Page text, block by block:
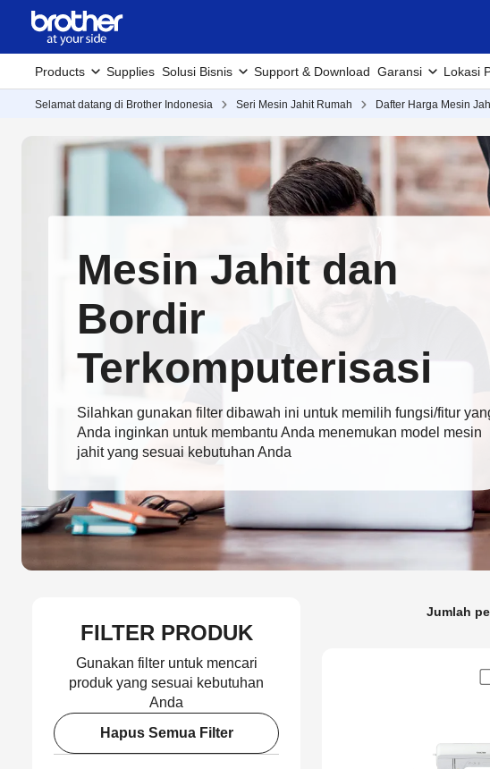
Products Supplies Solusi Bisnis Support & Download Garansi Lokasi
Selamat datang di Brother Indonesia Seri Mesin Jahit Rumah Dafter Harga Mesin
Mesin Jahit dan
Bordir
Terkomputerisasi
Silahkan gunakan filter dibawah ini untuk memilih fungsi/fitur
Anda inginkan untuk membantu Anda menemukan model mesin
jahit yang sesuai kebutuhan Anda
FILTER PRODUK
Gunakan filter untuk mencari
produk yang sesuai kebutuhan
Anda
Hapus Semua Filter
Jumlah